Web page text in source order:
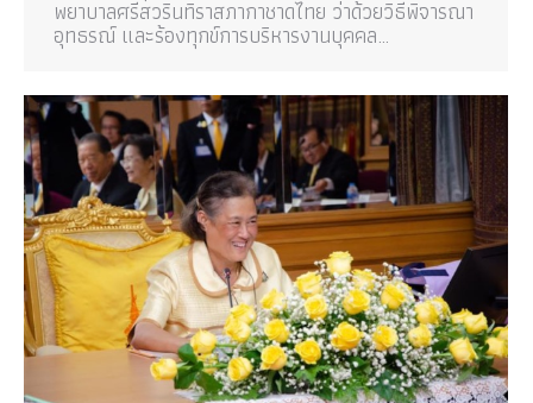
พยาบาลศรีสวรินทิราสภากาชาดไทย ว่าด้วยวิธีพิจารณา
อุทธรณ์ และร้องทุกข์การบริหารงานบุคคล…